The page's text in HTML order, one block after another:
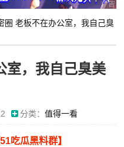
圈 老板不在办公室，我自己臭
室，我自己臭美
分类：值得一看
吃瓜黑料群】